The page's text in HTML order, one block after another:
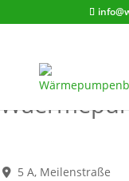
Orth Kaelte
5 A, Meilenstraße